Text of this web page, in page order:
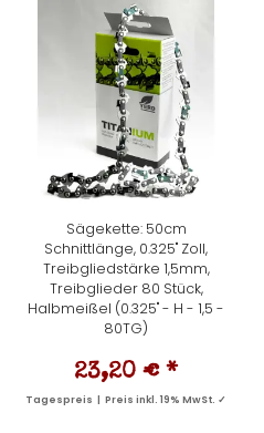
Sägekette: 50cm
Schnittlänge, 0.325" Zoll,
Treibgliedstärke 1,5mm,
Treibglieder 80 Stück,
Halbmeißel (0.325" - H - 1,5 -
80TG)
23,20 € *
Tagespreis | Preis inkl. 19% MwSt. ✓